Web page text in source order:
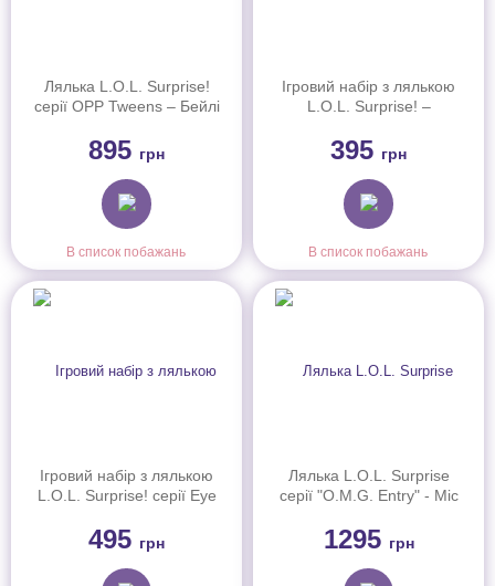
Лялька L.O.L. Surprise!
серії OPP Tweens – Бейлі
895 грн
В список побажань
Ігровий набір з лялькою
L.O.L. Surprise! –
(567523)
395 грн
В список побажань
Ігровий набір з лялькою
L.O.L. Surprise! серії Eye
сестрички (542605)
495 грн
Лялька L.O.L. Surprise
серії "O.M.G. Entry" - Міс
1295 грн